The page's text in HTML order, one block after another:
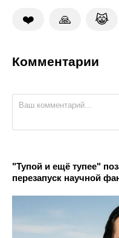
❤️ 🙏 😹
Комментарии
"Тупой и ещё тупее"
перезапуск научной